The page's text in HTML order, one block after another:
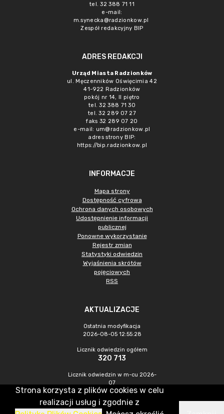
tel. 32 388 71 11
e-mail:
m.synecka@radzionkow.pl
Zespół redakcyjny BIP
ADRES REDAKCJI
Urząd Miasta Radzionków
ul. Męczenników Oświęcimia 42
41-922 Radzionków
pokój nr 14, II piętro
tel. 32 388 71 30
tel. 32 289 07 27
faks 32 289 07 20
e-mail: um@radzionkow.pl
adres strony BIP:
https://bip.radzionkow.pl
INFORMACJE
Mapa strony
Dostępność cyfrowa
Ochrona danych osobowych
Udostępnienie informacji
publicznej
Ponowne wykorzystanie
Rejestr zmian
Statystyki odwiedzin
Wyjaśnienia skrótów
pojęciowych
RSS
AKTUALIZACJE
Ostatnia modyfikacja
2026-08-05 12:55:28
Licznik odwiedzin ogółem
320 713
Licznik odwiedzin w m-cu 2026-
07
772
Strona korzysta z plików cookies w celu
realizacji usług i zgodnie z